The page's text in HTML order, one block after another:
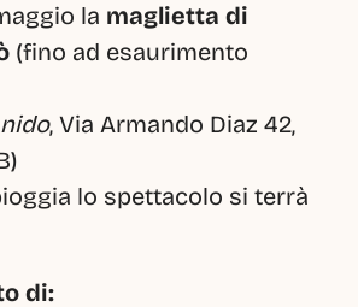
la maglietta di
(fino ad esaurimento
, Via Armando Diaz 42,
di: